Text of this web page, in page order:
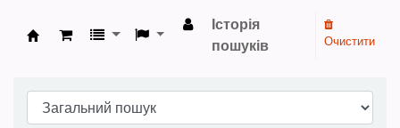
Бібліотека НТШ › Електронний каталог
Історія
пошуків
Очистити